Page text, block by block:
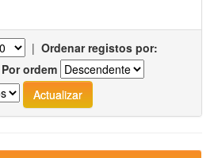
| Ordenar registos por:
Por ordem